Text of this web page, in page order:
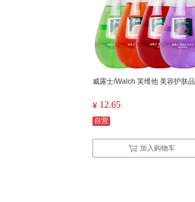
威露士/Walch 芙维他 美容护肤品
¥ 12.65
自营
加入购物车